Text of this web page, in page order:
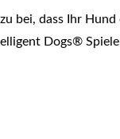
bei, dass Ihr
Dogs®